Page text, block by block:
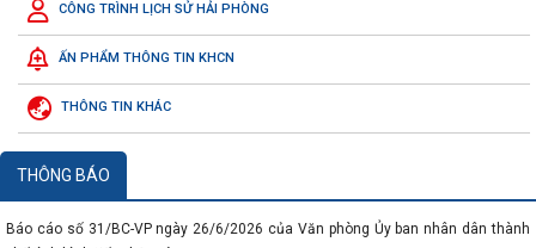
CÔNG TRÌNH LỊCH SỬ HẢI PHÒNG
ẤN PHẨM THÔNG TIN KHCN
THÔNG TIN KHÁC
THÔNG BÁO
Công văn số 3219/SKHCN-QLCN ngày 23/7/2026 về việc đề cử doanh nghiệp
Báo cáo số 134-BC/ĐU ngày 10/7/2026 của Đảng ủy Ủy ban nhân dân thành
phố sơ kết công tác 6 tháng...
Báo cáo số 458/BC-SKHCN ngày 06/7/2026 tổng kết việc thi hành pháp luật về
Thông báo số 934/TB-SKHCN ngày 29/6/2026 về việc tiếp nhận hồ sơ đề nghị
hỗ trợ theo phương thức hỗ...
Báo cáo số 31/BC-VP ngày 26/6/2026 của Văn phòng Ủy ban nhân dân thành